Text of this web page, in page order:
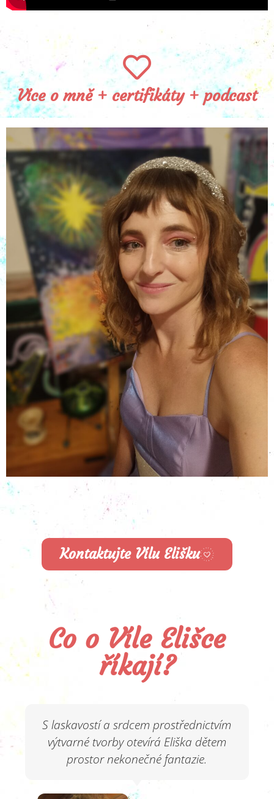
Více o mně + certifikáty + podcast
Kontaktujte Vílu Elišku
Co o Víle Elišce
říkají?
S laskavostí a srdcem prostřednictvím
výtvarné tvorby otevírá Eliška dětem
prostor nekonečné fantazie.